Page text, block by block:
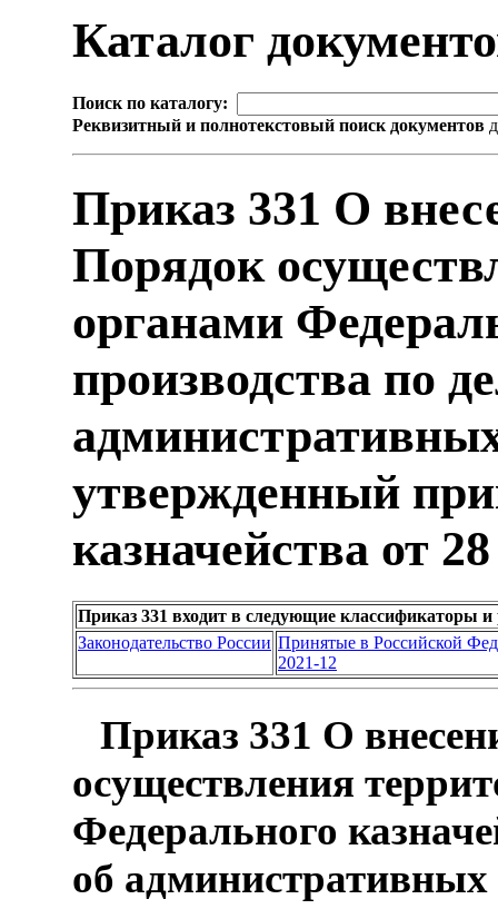
Каталог
Поиск по каталогу:
Реквизитный и полнотекстовый поиск документов
Приказ 331 О
Порядок
органами
производства по
утвержденный
казначейства от
Приказ 331 входит в следующие классификаторы и
Законодательство России Принятые в Российской
2021-12
Приказ 331 О
осуществления
Федерального
об